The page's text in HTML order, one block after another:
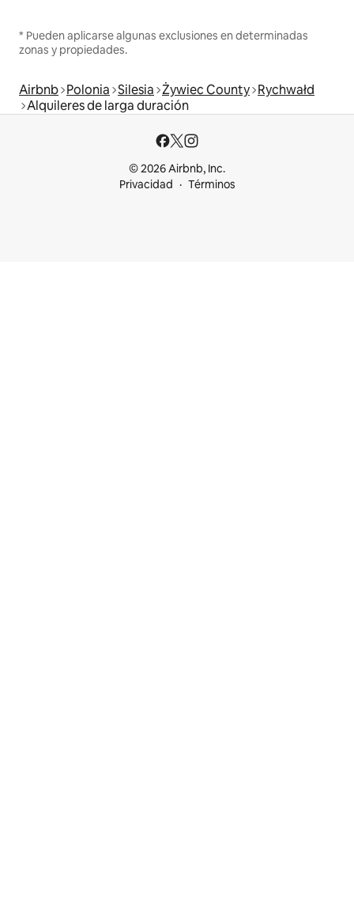
* Pueden aplicarse algunas exclusiones en determinadas
zonas y propiedades.
Airbnb Polonia Silesia Żywiec County Rychwałd
Alquileres de larga duración
© 2026 Airbnb, Inc.
Privacidad
Términos